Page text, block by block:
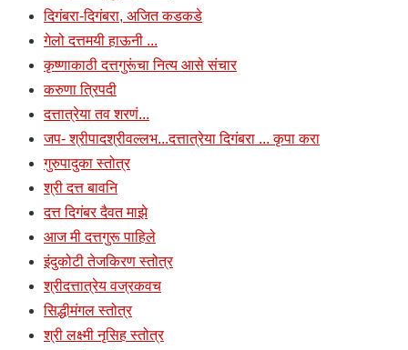
दिगंबरा-दिगंबरा, अजित कडकडे
गेलो दत्तमयी हाऊनी ...
कृष्णाकाठी दत्तगुरूंचा नित्य आसे संचार
करुणा त्रिपदी
दत्तात्रेया तव शरणं...
जप- श्रीपादश्रीवल्लभ...दत्तात्रेया दिगंबरा ... कृपा करा
गुरुपादुका स्तोत्र
श्री दत्त बावनि
दत्त दिगंबर दैवत माझे
आज मी दत्तगुरू पाहिले
इंदुकोटी तेजकिरण स्तोत्र
श्रीदत्तात्रेय वज्रकवच
सिद्धीमंगल स्तोत्र
श्री लक्ष्मी नृसिह स्तोत्र